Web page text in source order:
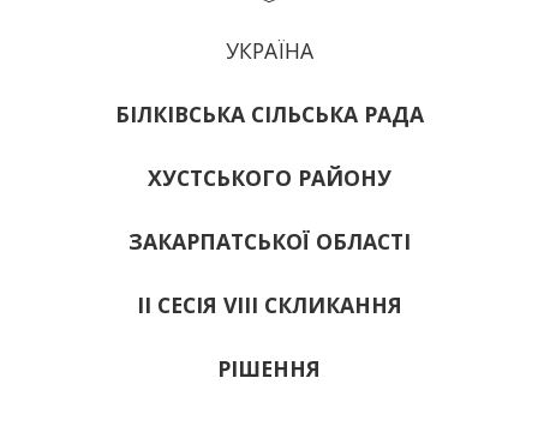
УКРАЇНА
БІЛКІВСЬКА СІЛЬСЬКА РАДА
ХУСТСЬКОГО РАЙОНУ
ЗАКАРПАТСЬКОЇ ОБЛАСТІ
ІІ СЕСІЯ VIII СКЛИКАННЯ
РІШЕННЯ